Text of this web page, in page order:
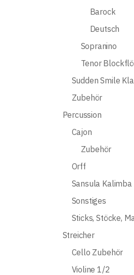
Barock
Deutsch
Sopranino
Tenor
Sudden Smile
Zubehör
Percussion
Cajon
Zubehör
Orff
Sansula Kalimba
Sonstiges
Sticks, Stöcke,
Streicher
Cello Zubehör
Violine 1/2